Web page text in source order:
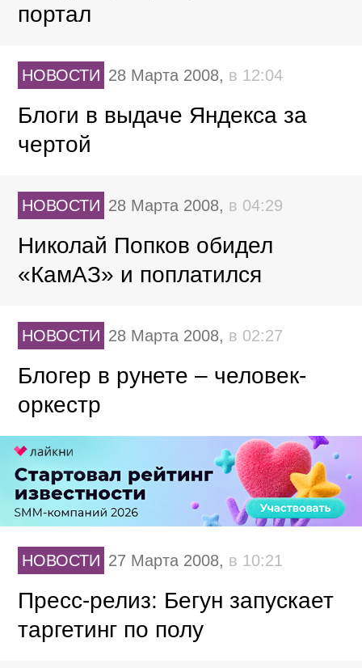
портал
НОВОСТИ 28 Марта 2008, в 12:04
Блоги в выдаче Яндекса за
чертой
НОВОСТИ 28 Марта 2008, в 04:29
Николай Попков обидел
«КамАЗ» и поплатился
НОВОСТИ 28 Марта 2008, в 02:27
Блогер в рунете – человек-
оркестр
НОВОСТИ 27 Марта 2008, в 10:21
Пресс-релиз: Бегун запускает
таргетинг по полу